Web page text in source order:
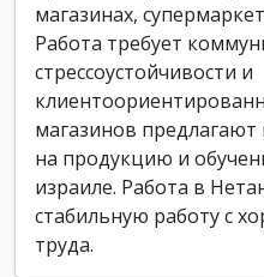
магазинах,
Работа требует
стрессоустойчивости и
магазинов
на продукцию и
израиле. Работа в
стабильную работу с
труда.